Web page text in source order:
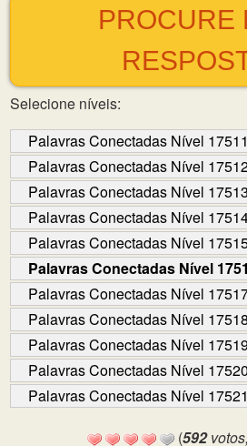
PROCURE
Selecione níveis:
Palavras Conectadas Nível
Palavras Conectadas Nível
Palavras Conectadas Nível
Palavras Conectadas Nível
Palavras Conectadas Nível
Palavras Conectadas Nível
Palavras Conectadas Nível
Palavras Conectadas Nível
Palavras Conectadas Nível
Palavras Conectadas Nível
Palavras Conectadas Nível
(592